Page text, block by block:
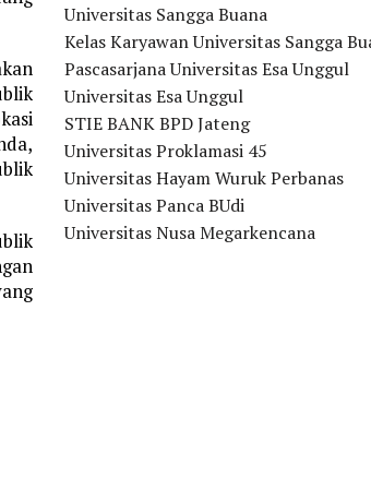
Universitas Sangga Buana
Kelas Karyawan Universitas Sangga
Pascasarjana Universitas Esa Unggul
Universitas Esa Unggul
STIE BANK BPD Jateng
Universitas Proklamasi 45
Universitas Hayam Wuruk Perbanas
Universitas Panca BUdi
Universitas Nusa Megarkencana